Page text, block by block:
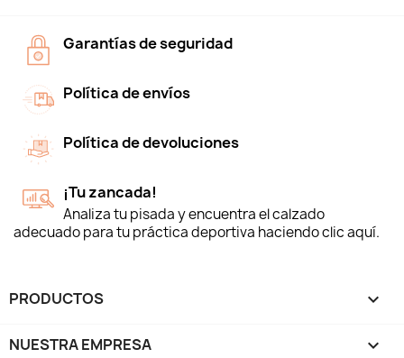
Garantías de seguridad
Política de envíos
Política de devoluciones
¡Tu zancada!
Analiza tu pisada y encuentra el calzado
adecuado para tu práctica deportiva haciendo clic aquí.
PRODUCTOS 
NUESTRA EMPRESA 